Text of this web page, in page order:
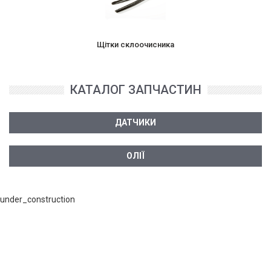
Щітки склоочисника
КАТАЛОГ ЗАПЧАСТИН
ДАТЧИКИ
ОЛІЇ
under_construction